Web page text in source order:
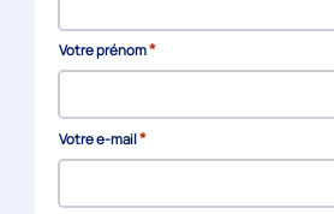
Votre prénom*
Votre e-mail*